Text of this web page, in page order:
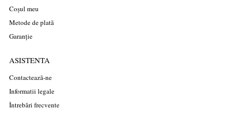
Coșul meu
Metode de plată
Garanție
ASISTENTA
Contactează-ne
Informatii legale
Întrebări frecvente